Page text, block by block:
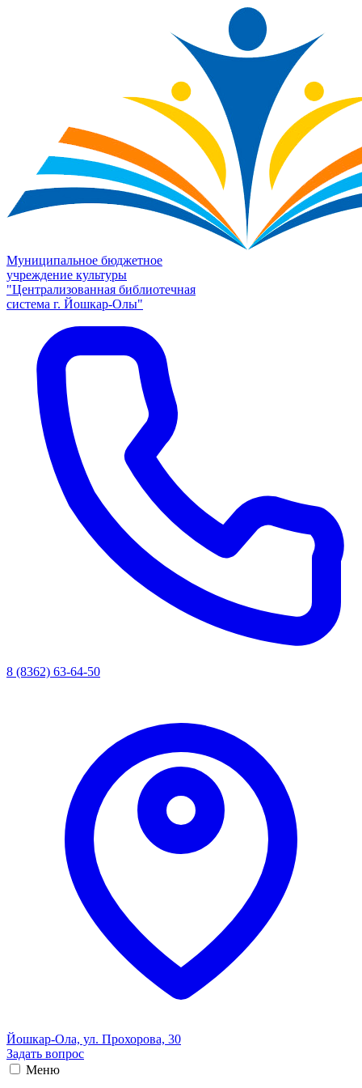
Муниципальное бюджетное
учреждение культуры
"Централизованная библиотечная
система г. Йошкар-Олы"
8 (8362) 63-64-50
Йошкар-Ола, ул. Прохорова, 30
Задать вопрос
Меню